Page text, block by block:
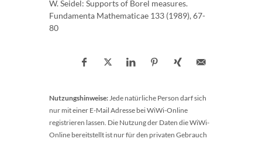
W. Seidel: Supports of Borel measures.
Fundamenta Mathematicae 133 (1989), 67-
80
Nutzungshinweise:Jede natürliche Person darf sich
nur mit einer E-Mail Adresse bei WiWi-Online
registrieren lassen. Die Nutzung der Daten die WiWi-
Online bereitstellt ist nur für den privaten Gebrauch